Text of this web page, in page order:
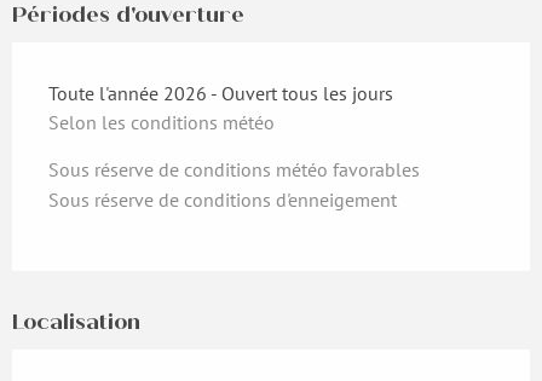
Périodes d'ouverture
Toute l'année 2026 - Ouvert tous les jours
Selon les conditions météo
Sous réserve de conditions météo favorables
Sous réserve de conditions d'enneigement
Localisation